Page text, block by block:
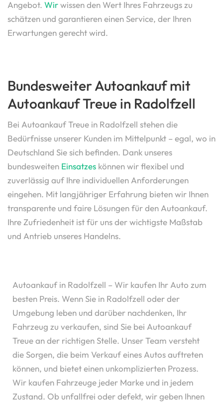
Angebot. Wirwissen den Wert Ihres Fahrzeugs zu
schätzen und garantieren einen Service, der Ihren
Erwartungen gerecht wird.
Bundesweiter Autoankauf mit
Autoankauf Treue in Radolfzell
Bei Autoankauf Treue in Radolfzell stehen die
Bedürfnisse unserer Kunden im Mittelpunkt – egal, wo in
Deutschland Sie sich befinden. Dank unseres
bundesweiten Einsatzes können wir flexibel und
zuverlässig auf Ihre individuellen Anforderungen
eingehen. Mit langjähriger Erfahrung bieten wir Ihnen
transparente und faire Lösungen für den Autoankauf.
Ihre Zufriedenheit ist für uns der wichtigste Maßstab
und Antrieb unseres Handelns.
Autoankauf in Radolfzell – Wir kaufen Ihr Auto zum
besten Preis. Wenn Sie in Radolfzell oder der
Umgebung leben und darüber nachdenken, Ihr
Fahrzeug zu verkaufen, sind Sie bei Autoankauf
Treue an der richtigen Stelle. Unser Team versteht
die Sorgen, die beim Verkauf eines Autos auftreten
können, und bietet einen unkomplizierten Prozess.
Wir kaufen Fahrzeuge jeder Marke und in jedem
Zustand. Ob unfallfrei oder defekt, wir geben Ihnen